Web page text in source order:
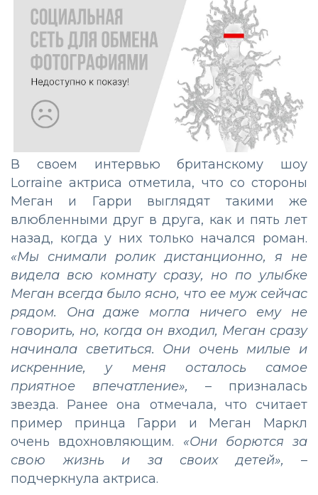
В своем интервью британскому шоу
Lorraine актриса отметила, что со стороны
Меган и Гарри выглядят такими же
влюбленными друг в друга, как и пять лет
назад, когда у них только начался роман.
«Мы снимали ролик дистанционно, я не
видела всю комнату сразу, но по улыбке
Меган всегда было ясно, что ее муж сейчас
рядом. Она даже могла ничего ему не
говорить, но, когда он входил, Меган сразу
начинала светиться. Они очень милые и
искренние, у меня осталось самое
приятное впечатление», – призналась
звезда. Ранее она отмечала, что считает
пример принца Гарри и Меган Маркл
очень вдохновляющим. «Они борются за
свою жизнь и за своих детей», –
подчеркнула актриса.